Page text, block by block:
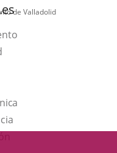
de Valladolid